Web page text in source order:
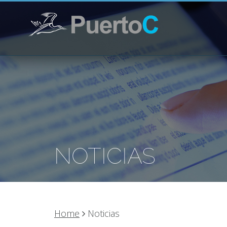
NOTICIAS
Home Noticias